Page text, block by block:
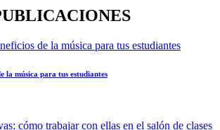
la música para tus estudiantes